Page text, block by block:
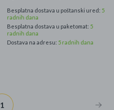
Besplatna dostava u poštanski ured: 5
radnih dana
Besplatna dostava u paketomat: 5
radnih dana
Dostava na adresu: 5 radnih dana
1